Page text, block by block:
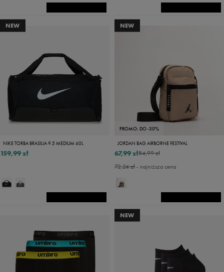
NEW
NIKE TORBA BRASILIA 9.5 MEDIUM 60L
159,99 zł
NEW
PROMO: DO -30%
JORDAN BAG AIRBORNE FESTIVAL
84,99 zł
67,99 zł
72,24 zł- najniższa cena
NEW